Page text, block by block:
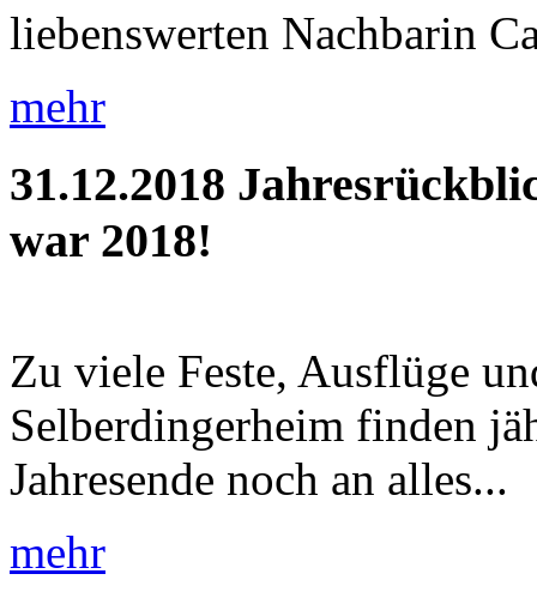
liebenswerten Nachbarin
mehr
31.12.2018
war 2018!
Zu viele Feste, Ausflüge
Selberdingerheim finden
Jahresende noch an alles...
mehr